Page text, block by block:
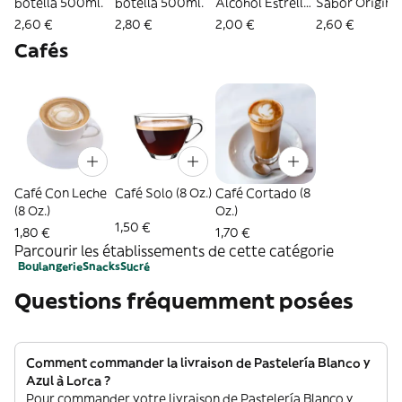
2,60 €
2,80 €
de Levante
2,00 €
botella
2,60 €
Cafés
Café Con Leche
(8 Oz.)
1,80 €
Café Solo (8 Oz.)
1,50 €
Café Cortado (8
Oz.)
1,70 €
Parcourir les établissements de cette catégorie
BoulangerieSnacksSucré
Questions fréquemment posées
Comment commander la livraison de Pastelería Blanco y
Azul à Lorca ?
Pour commander votre livraison de Pastelería Blanco y